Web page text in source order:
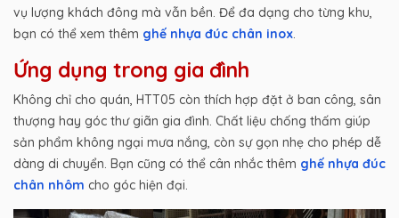
vụ lượng khách đông mà vẫn bền. Để đa dạng cho từng khu,
bạn có thể xem thêm ghế nhựa đúc chân inox
Ứng dụng trong gia đình
Không chỉ cho quán, HTT05 còn thích hợp đặt ở ban công, sân
thượng hay góc thư giãn gia đình. Chất liệu chống thấm giúp
sản phẩm không ngại mưa nắng, còn sự gọn nhẹ cho phép dễ
dàng di chuyển. Bạn cũng có thể cân nhắc thêm ghế nhựa đúc
chân nhôm cho góc hiện đại.